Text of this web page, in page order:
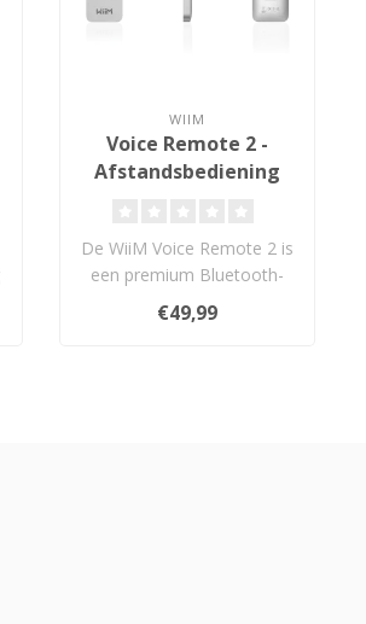
WIIM
Voice Remote 2 -
Afstandsbediening
De WiiM Voice Remote 2 is
een premium Bluetooth-
afstandsbediening met
spraakbedi..
€49,99